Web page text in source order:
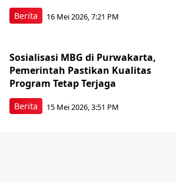
Berita 16 Mei 2026, 7:21 PM
Berita
Sosialisasi MBG di Purwakarta,
Pemerintah Pastikan Kualitas
Program Tetap Terjaga
15 Mei 2026, 3:51 PM